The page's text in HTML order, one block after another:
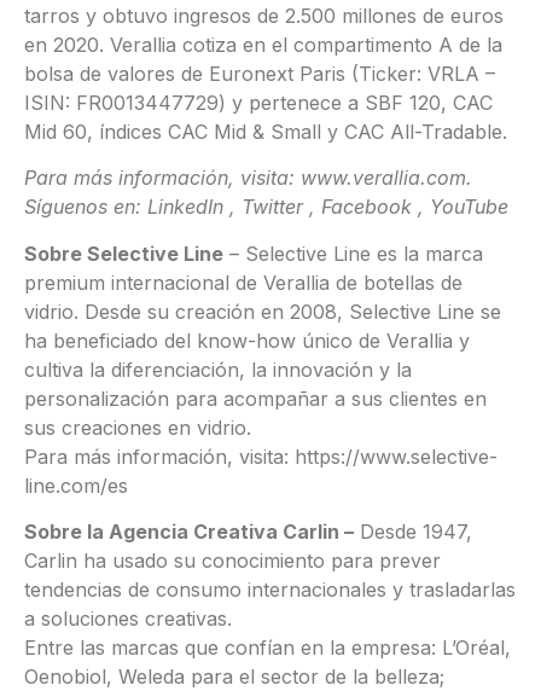
tarros y obtuvo ingresos de 2.500 millones de euros
en 2020. Verallia cotiza en el compartimento A de la
bolsa de valores de Euronext Paris (Ticker: VRLA –
ISIN: FR0013447729) y pertenece a SBF 120, CAC
Mid 60, índices CAC Mid & Small y CAC All-Tradable.
Para más información, visita: www.verallia.com.
Síguenos en: LinkedIn , Twitter , Facebook , YouTube
Sobre Selective Line – Selective Line es la marca
premium internacional de Verallia de botellas de
vidrio. Desde su creación en 2008, Selective Line se
ha beneficiado del know-how único de Verallia y
cultiva la diferenciación, la innovación y la
personalización para acompañar a sus clientes en
sus creaciones en vidrio.
Para más información, visita: https://www.selective-
line.com/es
Sobre la Agencia Creativa Carlin – Desde 1947,
Carlin ha usado su conocimiento para prever
tendencias de consumo internacionales y trasladarlas
a soluciones creativas.
Entre las marcas que confían en la empresa: L’Oréal,
Oenobiol, Weleda para el sector de la belleza;